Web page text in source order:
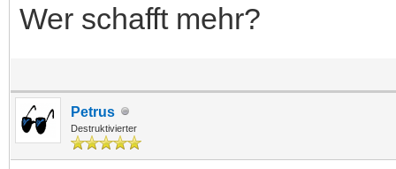
Wer schafft mehr?
Petrus
Destruktivierter